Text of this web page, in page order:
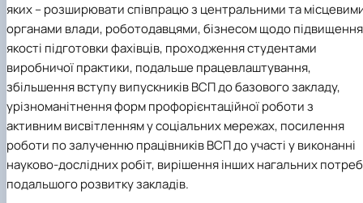
яких – розширювати співпрацю з центральними та
органами влади, роботодавцями, бізнесом щодо підвищення
якості підготовки фахівців, проходження студентами
виробничої практики, подальше працевлаштування,
збільшення вступу випускників ВСП до базового закладу,
урізноманітнення форм профорієнтаційної роботи з
активним висвітленням у соціальних мережах, посилення
роботи по залученню працівників ВСП до участі у виконанні
науково-дослідних робіт, вирішення інших нагальних потреб
подальшого розвитку закладів.